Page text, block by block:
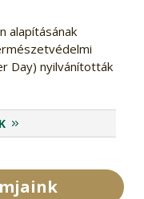
alapításának
Day) nyilvánították